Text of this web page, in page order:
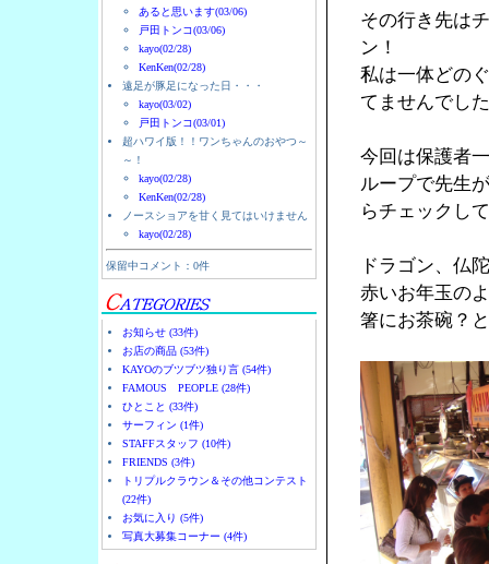
あると思います(03/06)
戸田トンコ(03/06)
kayo(02/28)
KenKen(02/28)
遠足が豚足になった日・・・
kayo(03/02)
戸田トンコ(03/01)
超ハワイ版！！ワンちゃんのおやつ～
～！
kayo(02/28)
KenKen(02/28)
ノースショアを甘く見てはいけません
kayo(02/28)
保留中コメント：0件
お知らせ (33件)
お店の商品 (53件)
KAYOのブツブツ独り言 (54件)
FAMOUS PEOPLE (28件)
ひとこと (33件)
サーフィン (1件)
STAFFスタッフ (10件)
FRIENDS (3件)
トリプルクラウン＆その他コンテスト
(22件)
お気に入り (5件)
写真大募集コーナー (4件)
その行き先は
ン！
私は一体どの
てませんでし
今回は保護者
ループで先生
らチェックし
ドラゴン、仏
赤いお年玉の
箸にお茶碗？